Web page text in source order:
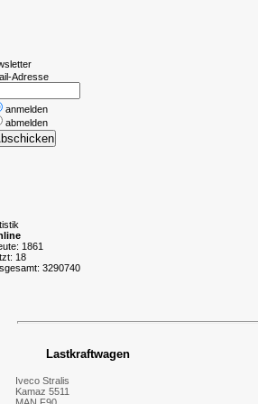
Adresse
anmelden
abmelden
1861
18
3290740
Lastkraftwagen
Iveco Stralis
Kamaz 5511